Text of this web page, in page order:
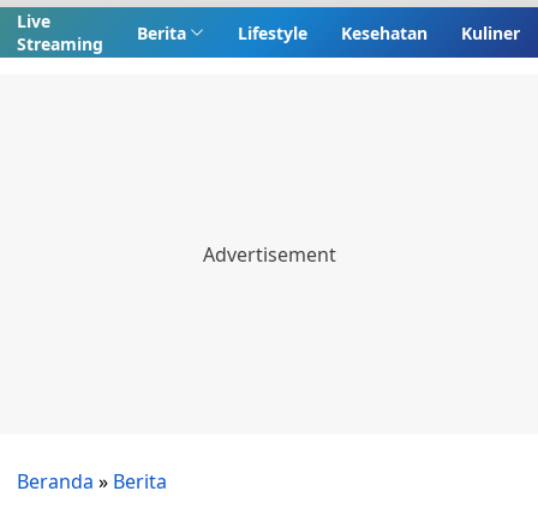
Live
Streaming
Berita Lifestyle Kesehatan Kuliner
Beranda » Berita